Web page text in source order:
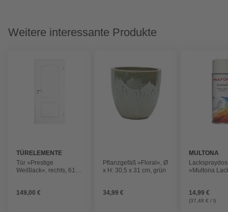
Weitere interessante Produkte
TÜRELEMENTE
BORNE
Tür »Prestige
Weißlack«, rechts, 61 x
149,00 €
Pflanzgefäß »Floral«, Ø
x H: 30,5 x 31 cm, grün
34,99 €
MULTONA
»Multona
14,99 €
(37,48 € / l)